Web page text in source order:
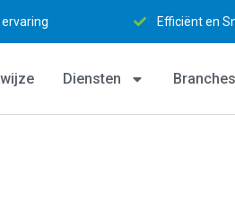
Snel Teamwork
Diensten Branches